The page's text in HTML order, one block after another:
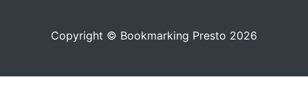
Copyright © Bookmarking Presto 2026